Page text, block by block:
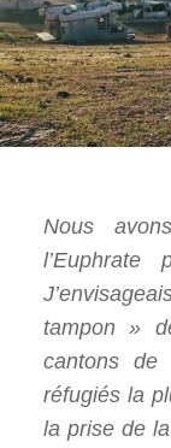
Nous
tampon »
cantons
réfugiés la
la prise de